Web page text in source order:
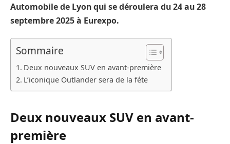
Automobile de Lyon qui se déroulera du 24 au 28
septembre 2025 à Eurexpo.
Sommaire
Deux nouveaux SUV en avant-première
L’iconique Outlander sera de la féte
Deux nouveaux SUV en avant-
première